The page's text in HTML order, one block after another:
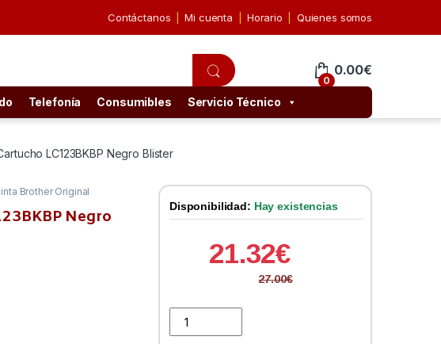
Contáctanos Mi cuenta Horario Quienes somos
0
0.00€
Telefonía Consumibles Servicio Técnico
LC123BKBP Negro Blister
Brother Original
Negro
Disponibilidad: Hay existencias
21.32€
27.00€